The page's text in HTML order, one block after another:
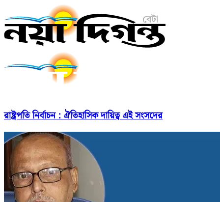
রাষ্ট্রপতি নির্বাচন : ঐতিহাসিক দায়িত্ব এই সংসদের